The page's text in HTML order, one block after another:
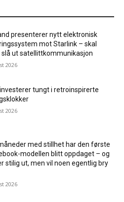
presenterer nytt elektronisk
mot Starlink – skal
slå ut satellittkommunikasjon
2026
tungt i retroinspirerte
2026
med stillhet har den første
modellen blitt oppdaget – og
stilig ut, men vil noen egentlig bry
2026